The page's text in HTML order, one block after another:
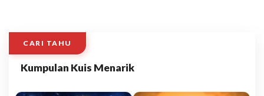
CARI TAHU
Kumpulan Kuis Menarik